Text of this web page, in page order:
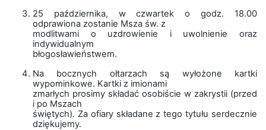
25 października, w czwartek o godz. 18.00
odprawiona zostanie Msza św. z
modlitwami o uzdrowienie i uwolnienie oraz
indywidualnym
błogosławieństwem.
Na bocznych ołtarzach są wyłożone kartki
wypominkowe. Kartki z imionami
zmarłych prosimy składać osobiście w zakrystii (przed
i po Mszach
świętych). Za ofiary składane z tego tytułu serdecznie
dziękujemy.